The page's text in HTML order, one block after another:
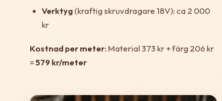
Verktyg(kraftig skruvdragare 18V): ca 2 000
kr
Kostnad per meter: Material 373 kr + färg 206 kr
=579 kr/meter